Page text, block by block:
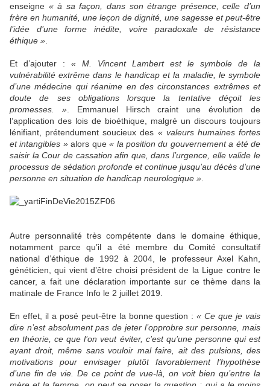
enseigne « à sa façon, dans son étrange présence, celle d’un
frère en humanité, une leçon de dignité, une sagesse et peut-être
l’idée d’une forme inédite, voire paradoxale de résistance
éthique »
Et d’ajouter : « M. Vincent Lambert est le symbole de la
vulnérabilité extrême dans le handicap et la maladie, le symbole
d’une médecine qui réanime en des circonstances extrêmes et
doute de ses obligations lorsque la tentative déçoit les
promesses. ». Emmanuel Hirsch craint une évolution de
l’application des lois de bioéthique, malgré un discours toujours
lénifiant, prétendument soucieux des « valeurs humaines fortes
et intangibles »alors que« la position du gouvernement a été de
saisir la Cour de cassation afin que, dans l’urgence, elle valide le
processus de sédation profonde et continue jusqu’au décès d’une
personne en situation de handicap neurologique »
Autre personnalité très compétente dans le domaine éthique,
notamment parce qu’il a été membre du Comité consultatif
national d’éthique de 1992 à 2004, le professeur Axel Kahn,
généticien, qui vient d’être choisi président de la Ligue contre le
cancer, a fait une déclaration importante sur ce thème dans la
matinale de France Info le 2 juillet 2019.
En effet, il a posé peut-être la bonne question :« Ce que je vais
dire n’est absolument pas de jeter l’opprobre sur personne, mais
en théorie, ce que l’on veut éviter, c’est qu’une personne qui est
ayant droit, même sans vouloir mal faire, ait des pulsions, des
motivations pour envisager plutôt favorablement l’hypothèse
d’une fin de vie. De ce point de vue-là, on voit bien qu’entre la